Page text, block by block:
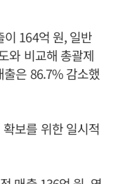
164억 원, 일반
와 비교해 총괄제
은 86.7% 감소했
보를 위한 일시적